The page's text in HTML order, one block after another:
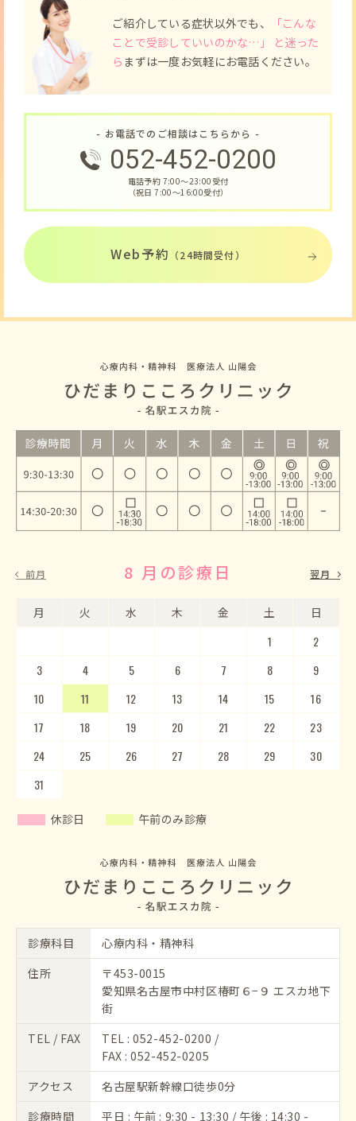
ご紹介している症状以外でも、
「こんな
ことで受診していいのかな…」 と迷った
ら まずは一度お気軽にお電話ください。
- お電話でのご相談はこちらから -
052-452-0200
電話予約 7:00〜23:00受付
（祝日 7:00〜16:00受付）
Web予約 （24時間受付）
前月 8 月の診療日
月 火 水 木 金 土 日
1
2
3
4 5 6 7 8
9
10
11 12 13 14 15
16
17
18 19 20 21 22
23
24
25 26 27 28 29
30
31
9 月の診療日
月 火 水 木 金 土 日
5
6
7
8 9 10 11 12
13
14
15 16 17 18 19
20
21
22 23 24 25 26
27
28
29 30
翌月
休診日 午前のみ診療
診療科目
心療内科・精神科
住所
〒453-0015
愛知県名古屋市中村区椿町６−９ エスカ地下
街
TEL / FAX
TEL :052-452-0200 /
FAX : 052-452-0205
アクセス
名古屋駅新幹線口徒歩0分
診療時間
平日 : 午前 : 9:30 - 13:30 / 午後 : 14:30 -